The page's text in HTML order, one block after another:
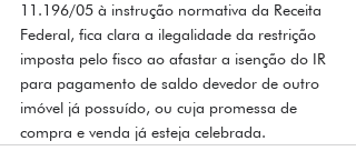
11.196/05 à instrução normativa da Receita
Federal, fica clara a ilegalidade da restrição
imposta pelo fisco ao afastar a isenção do IR
para pagamento de saldo devedor de outro
imóvel já possuído, ou cuja promessa de
compra e venda já esteja celebrada.